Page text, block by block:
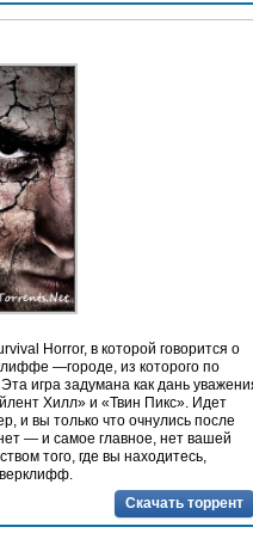
Horror, в которой говорится о
—городе, из которого по
игра задумана как дань
Хилл» и «Твин Пикс». Идет
и вы только что очнулись после
— и самое главное, нет вашей
того, где вы находитесь,
Скачать торрент